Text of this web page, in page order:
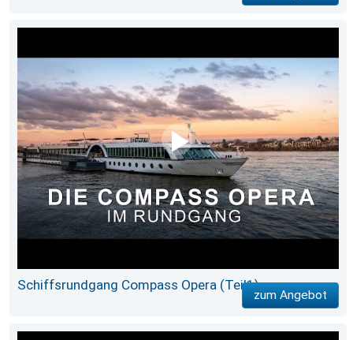
Schiffsrundgang Compass Opera (Teil1)
zum Angebot